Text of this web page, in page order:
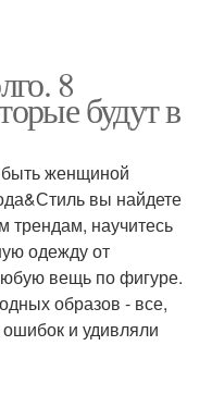
8
будут в
быть женщиной
вы найдете
трендам, научитесь
одежду от
вещь по фигуре.
образов - все,
и удивляли